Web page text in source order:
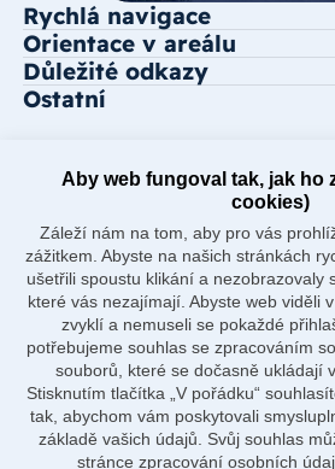
Rychlá navigace
Orientace v areálu
Důležité odkazy
Ostatní
Aby web fungoval tak, jak ho
cookies)
Záleží nám na tom, aby pro vás
zážitkem. Abyste na našich stránkách
ušetřili spoustu klikání a nezobrazovaly
které vás nezajímají. Abyste web viděli
zvyklí a nemuseli se pokaždé
potřebujeme souhlas se zpracováním
souborů, které se dočasně ukládají
Stisknutím tlačítka „V pořádku“
tak, abychom vám poskytovali
základě vašich údajů. Svůj souhlas
stránce zpracování osobních